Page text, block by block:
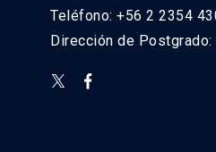
Teléfono: +56 2 2354
Dirección de